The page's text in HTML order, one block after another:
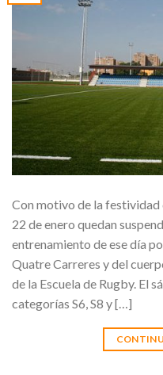
Con motivo de la festividad
22 de enero quedan
entrenamiento de ese día
Quatre Carreres y del
de la Escuela de Rugby. El
categorías S6, S8 y […]